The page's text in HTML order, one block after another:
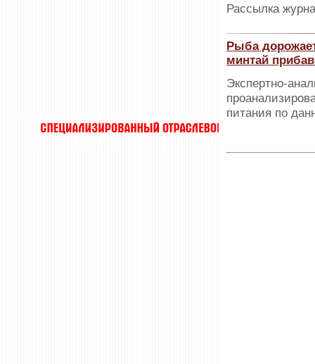
Рассылка
Рыба
минтай
Экспертно-
питания по